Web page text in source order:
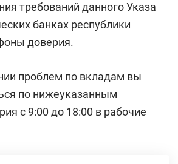
требований данного Указа
банках республики
доверия.
проблем по вкладам вы
по нижеуказанным
с 9:00 до 18:00 в рабочие